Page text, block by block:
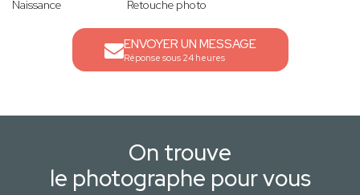
Naissance
Retouche photo
ENVOYER UN MESSAGE
Réponse sous 24 heures
On trouve
le photographe pour vous